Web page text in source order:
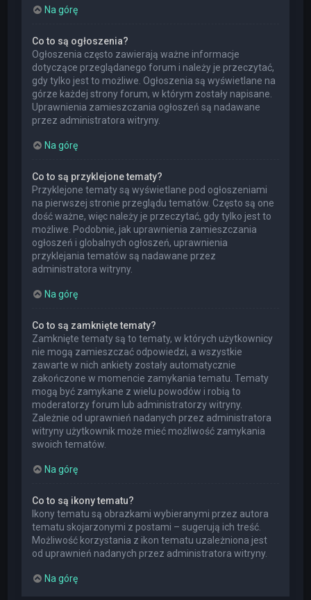
Na górę
Co to są ogłoszenia?
Ogłoszenia często zawierają ważne informacje
dotyczące przeglądanego forum i należy je przeczytać,
gdy tylko jest to możliwe. Ogłoszenia są wyświetlane na
górze każdej strony forum, w którym zostały napisane.
Uprawnienia zamieszczania ogłoszeń są nadawane
przez administratora witryny.
Na górę
Co to są przyklejone tematy?
Przyklejone tematy są wyświetlane pod ogłoszeniami
na pierwszej stronie przeglądu tematów. Często są one
dość ważne, więc należy je przeczytać, gdy tylko jest to
możliwe. Podobnie, jak uprawnienia zamieszczania
ogłoszeń i globalnych ogłoszeń, uprawnienia
przyklejania tematów są nadawane przez
administratora witryny.
Na górę
Co to są zamknięte tematy?
Zamknięte tematy są to tematy, w których użytkownicy
nie mogą zamieszczać odpowiedzi, a wszystkie
zawarte w nich ankiety zostały automatycznie
zakończone w momencie zamykania tematu. Tematy
mogą być zamykane z wielu powodów i robią to
moderatorzy forum lub administratorzy witryny.
Zależnie od uprawnień nadanych przez administratora
witryny użytkownik może mieć możliwość zamykania
swoich tematów.
Na górę
Co to są ikony tematu?
Ikony tematu są obrazkami wybieranymi przez autora
tematu skojarzonymi z postami – sugerują ich treść.
Możliwość korzystania z ikon tematu uzależniona jest
od uprawnień nadanych przez administratora witryny.
Na górę